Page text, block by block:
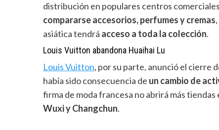
distribución en populares centros
compararse accesorios, perfumes y cremas
asiática tendrá acceso a toda la colección.
Louis Vuitton abandona Huaihai Lu
Louis Vuitton, por su parte, anunció el cierre
había sido consecuencia de un cambio de
firma de moda francesa no abrirá más tiendas
Wuxi y Changchun.